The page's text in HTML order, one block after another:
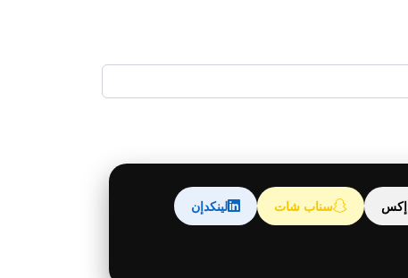
إكس سناب شات لينكدإن